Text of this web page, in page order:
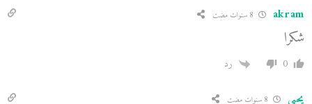
akram
شكرا
0 رد
يحيى